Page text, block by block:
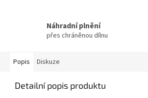
Náhradní plnění
přes chráněnou dílnu
Popis Diskuze
Detailní popis produktu